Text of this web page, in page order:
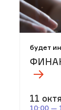
будет
11
10:00 —